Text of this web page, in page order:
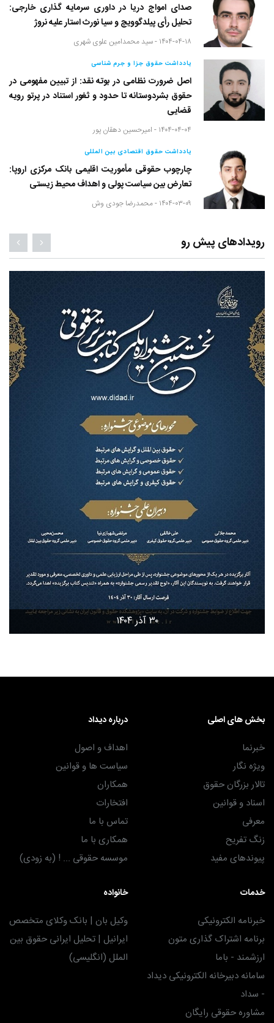
صدای امواج دریا در داوری سرمایه گذاری خارجی:
تحلیل رأی پیلدگوویچ و سیا نورث استار علیه نروژ
۱۴۰۴-۰۴-۱۸ - سید محمدامین علوی شهری
یادداشت حقوق جزا و جرم شناسی
اصل ضرورت نظامی در بوته نقد: از تبیین مفهومی در
حقوق بشردوستانه تا حدود و ثغور استناد در پرتو رویه
قضایی
۱۴۰۴-۰۴-۰۴ - امیرحسین دهقان پور
یادداشت حقوق اقتصادی بین المللی
چارچوب حقوقی مأموریت اقلیمی بانک مرکزی اروپا:
تعارض بین سیاست پولی و اهداف محیط زیستی
۱۴۰۴-۰۳-۰۹ - محمدرضا جودی وش
رویدادهای پیش رو
۳۰ آذر ۱۴۰۴
بخش های اصلی
خبرنما
ویژه نگار
تالار بزرگان حقوق
اسناد و قوانین
معرفی
زنگ تفریح
پیوندهای مفید
درباره دیداد
اهداف و اصول
سیاست ها و قوانین
همکاران
افتخارات
تماس با ما
همکاری با ما
موسسه حقوقی ... ! (به زودی)
خدمات
خبرنامه الکترونیکی
برنامه اشتراک گذاری متون
ارزشمند - باما
سامانه دبیرخانه الکترونیکی دیداد
- سداد
مشاوره حقوقی رایگان
خانواده
وکیل بان | بانک وکلای متخصص
ایرانیل | تحلیل ایرانی حقوق بین
الملل (انگلیسی)